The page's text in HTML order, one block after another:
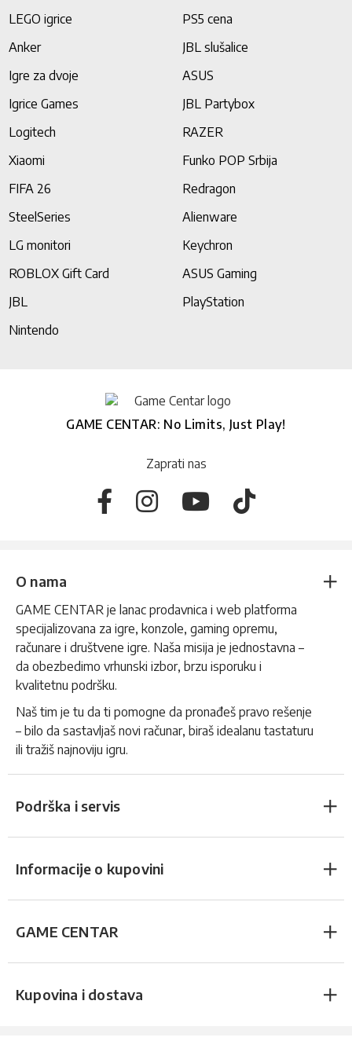
LEGO igrice
PS5 cena
Anker
JBL slušalice
Igre za dvoje
ASUS
Igrice Games
JBL Partybox
Logitech
RAZER
Xiaomi
Funko POP Srbija
FIFA 26
Redragon
SteelSeries
Alienware
LG monitori
Keychron
ROBLOX Gift Card
ASUS Gaming
JBL
PlayStation
Nintendo
GAME CENTAR: No Limits, Just Play!
Zaprati nas
O nama
GAME CENTAR je lanac prodavnica i web platforma
specijalizovana za igre, konzole, gaming opremu,
računare i društvene igre. Naša misija je jednostavna –
da obezbedimo vrhunski izbor, brzu isporuku i
kvalitetnu podršku.
Naš tim je tu da ti pomogne da pronađeš pravo rešenje
– bilo da sastavljaš novi računar, biraš idealanu tastaturu
ili tražiš najnoviju igru.
Podrška i servis
Informacije o kupovini
GAME CENTAR
Kupovina i dostava